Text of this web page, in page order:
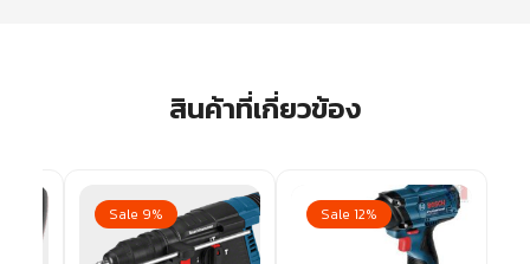
สินค้าที่เกี่ยวข้อง
Sale 9% Sale 12%